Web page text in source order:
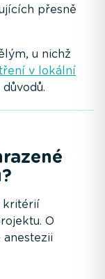
přesně
u nichž
v lokální
kritérií
O